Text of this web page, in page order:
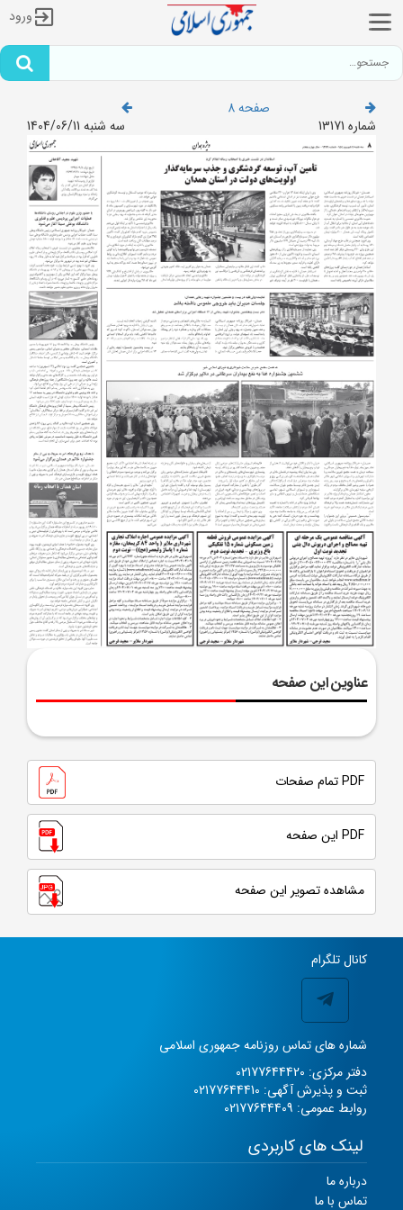
ورود
صفحه 8
شماره 13171
سه شنبه 1404/06/11
عناوین این صفحه
PDF تمام صفحات
PDF این صفحه
مشاهده تصویر این صفحه
کانال تلگرام
شماره های تماس روزنامه جمهوری اسلامی
دفتر مرکزی: 02177644420
ثبت و پذیرش آگهی: 02177644410
روابط عمومی: 02177644409
لینک های کاربردی
درباره ما
تماس با ما